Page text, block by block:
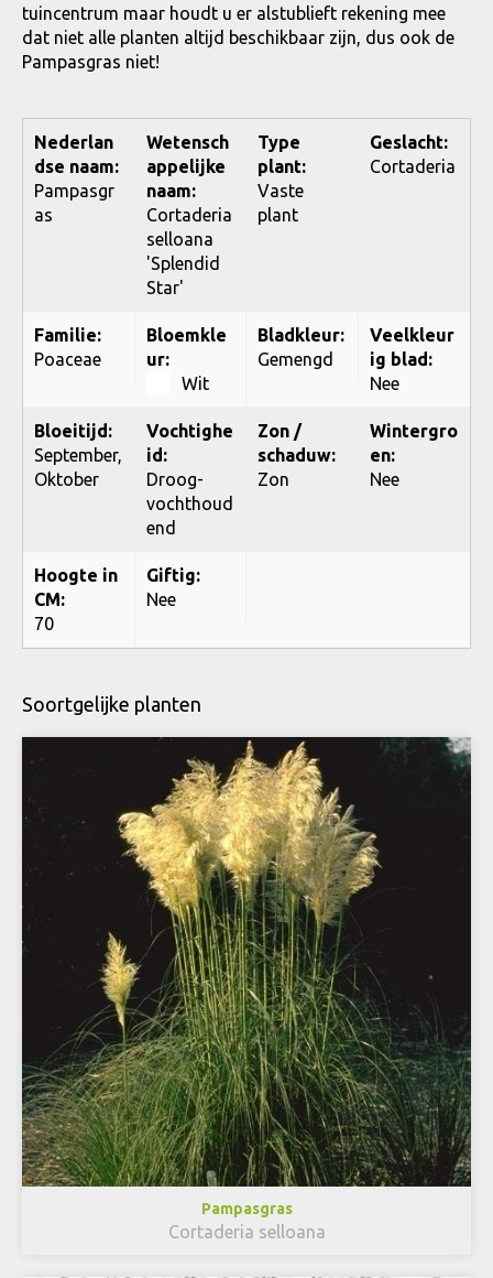
tuincentrum maar houdt u er alstublieft rekening mee
dat niet alle planten altijd beschikbaar zijn, dus ook de
Pampasgras niet!
Nederlan
dse naam:
Pampasgr
as
Wetensch
appelijke
naam:
Cortaderia
selloana
'Splendid
Star'
Type
plant:
Vaste
plant
Geslacht:
Cortaderia
Familie:
Poaceae
Bloemkle
ur:
Wit
Bladkleur:
Gemengd
Veelkleur
ig blad:
Nee
Bloeitijd:
September,
Oktober
Vochtighe
id:
Droog-
vochthoud
end
Zon /
schaduw:
Zon
Wintergro
en:
Nee
Hoogte in
CM:
70
Giftig:
Nee
Soortgelijke planten
Pampasgras
Cortaderia selloana